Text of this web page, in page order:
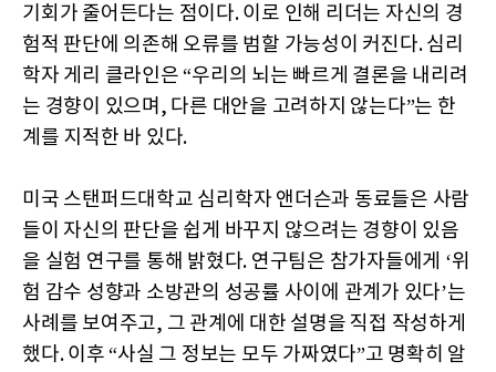
기회가 줄어든다는 점이다. 이로 인해 리더는 자신의 경
험적 판단에 의존해 오류를 범할 가능성이 커진다. 심리
학자 게리 클라인은 “우리의 뇌는 빠르게 결론을 내리려
는 경향이 있으며, 다른 대안을 고려하지 않는다”는 한
계를 지적한 바 있다.
미국 스탠퍼드대학교 심리학자 앤더슨과 동료들은 사람
들이 자신의 판단을 쉽게 바꾸지 않으려는 경향이 있음
을 실험 연구를 통해 밝혔다. 연구팀은 참가자들에게 ‘위
험 감수 성향과 소방관의 성공률 사이에 관계가 있다’는
사례를 보여주고, 그 관계에 대한 설명을 직접 작성하게
했다. 이후 “사실 그 정보는 모두 가짜였다”고 명확히 알